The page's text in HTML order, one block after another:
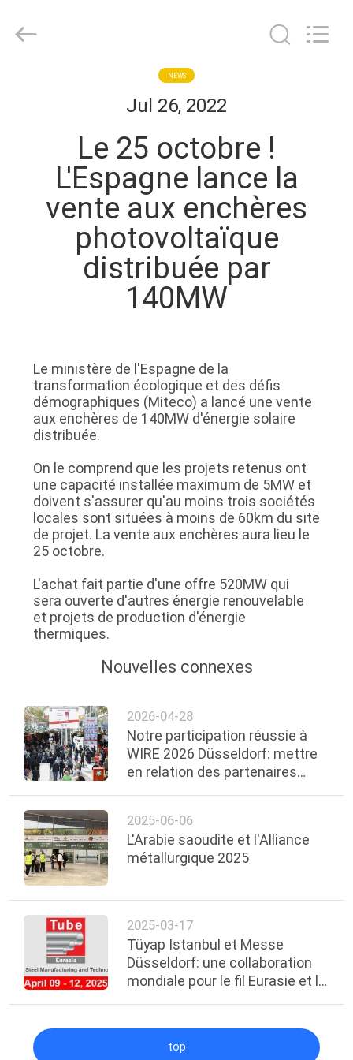
PRODUITS
PROPOS
CONTRÔLE
QUALITÉ
CONTACTEZ-
NOUS
NOUVELLES
DEMANDEZ
PLAN
DU
SITE
POLITIQUE
DE
CONFIDENTIALITÉ
Rights
NEWS
Jul 26, 2022
Le 25 octobre !
L'Espagne lance la
vente aux enchères
photovoltaïque
distribuée par
140MW
Le ministère de l'Espagne de la
transformation écologique et des défis
démographiques (Miteco) a lancé une vente
aux enchères de 140MW d'énergie solaire
distribuée.
On le comprend que les projets retenus ont
une capacité installée maximum de 5MW et
doivent s'assurer qu'au moins trois sociétés
locales sont situées à moins de 60km du site
de projet. La vente aux enchères aura lieu le
25 octobre.
L'achat fait partie d'une offre 520MW qui
sera ouverte d'autres énergie renouvelable
et projets de production d'énergie
thermiques.
Nouvelles connexes
2026-04-28
Notre participation réussie à
WIRE 2026 Düsseldorf: mettre
en relation des partenaires
2025-06-06
L'Arabie saoudite et l'Alliance
métallurgique 2025
2025-03-17
Tüyap Istanbul et Messe
Düsseldorf: une collaboration
mondiale pour le fil Eurasie et le
top